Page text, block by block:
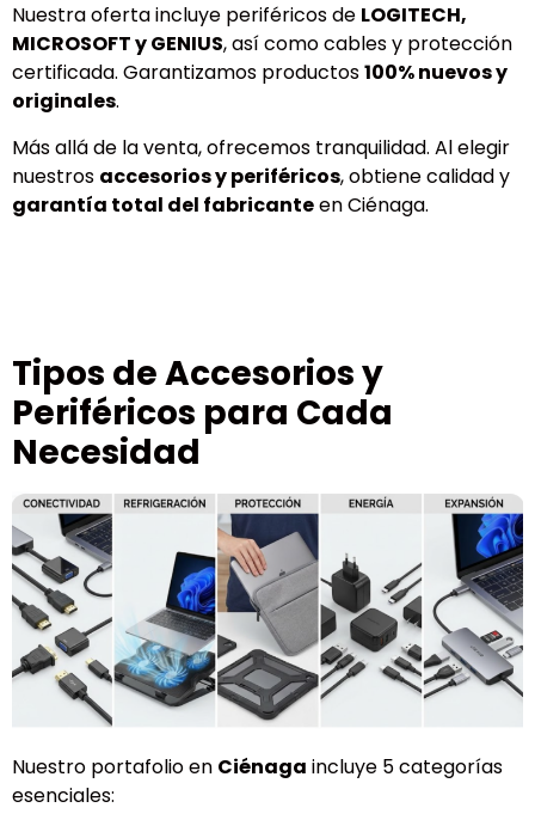
Nuestra oferta incluye periféricos de LOGITECH,
MICROSOFT y GENIUS, así como cables y protección
certificada. Garantizamos productos100% nuevos y
originales.
Más allá de la venta, ofrecemos tranquilidad. Al elegir
nuestros accesorios y periféricos, obtiene calidad y
garantía total del fabricanteen Ciénaga.
Tipos de Accesorios y
Periféricos para Cada
Necesidad
Nuestro portafolio en Ciénaga incluye 5 categorías
esenciales: